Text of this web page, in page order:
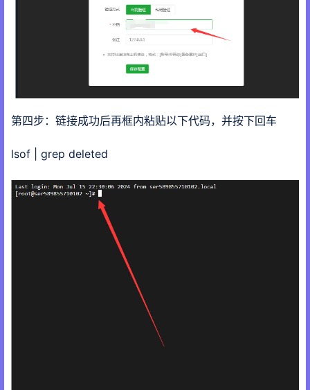
第四步：链接成功后再框内粘贴以下代码，并按下回车
lsof | grep deleted